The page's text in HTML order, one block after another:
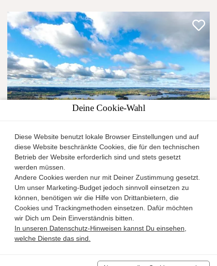
(38) Ferienhaus am See Lilla Nätaren in Schweden
Smaland
Ferienhaus
5 2 70m 2
Deine Cookie-Wahl
Diese Website benutzt lokale Browser Einstellungen und auf
diese Website beschränkte Cookies, die für den technischen
Betrieb der Website erforderlich sind und stets gesetzt
werden müssen.
Andere Cookies werden nur mit Deiner Zustimmung gesetzt.
Um unser Marketing-Budget jedoch sinnvoll einsetzen zu
können, benötigen wir die Hilfe von Drittanbietern, die
Cookies und Trackingmethoden einsetzen. Dafür möchten
wir Dich um Dein Einverständnis bitten.
In unseren Datenschutz-Hinweisen kannst Du einsehen,
welche Dienste das sind.